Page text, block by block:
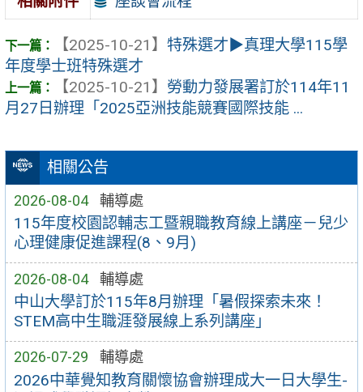
相關公告
2026-08-04 輔導處
115年度校園認輔志工暨親職教育線上講座－兒少
心理健康促進課程(8、9月)
2026-08-04 輔導處
中山大學訂於115年8月辦理「暑假探索未來！
STEM高中生職涯發展線上系列講座」
2026-07-29 輔導處
2026中華覺知教育關懷協會辦理成大一日大學生-
【2025-10-21】 特殊選才▶真理大學115學
年度學士班特殊選才
【2025-10-21】 勞動力發展署訂於114年11
月27日辦理「2025亞洲技能競賽國際技能 ...